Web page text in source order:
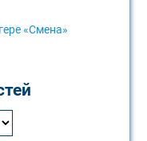
«Смена»